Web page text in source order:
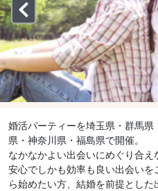
婚活パーティーを埼玉県・群馬
県・神奈川県・福島県で開催。
なかなかよい出会いにめぐり合
安心でしかも効率も良い出会い
ら始めたい方、結婚を前提とし